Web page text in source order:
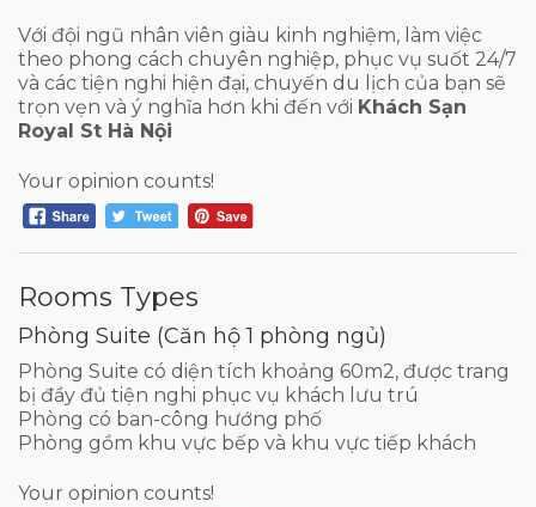
Với đội ngũ nhân viên giàu kinh nghiệm, làm việc
theo phong cách chuyên nghiệp, phục vụ suốt 24/7
và các tiện nghi hiện đại, chuyến du lịch của bạn sẽ
trọn vẹn và ý nghĩa hơn khi đến với Khách Sạn
Royal St Hà Nội
Your opinion counts!
Rooms Types
Phòng Suite (Căn hộ 1 phòng ngủ)
Phòng Suite có diện tích khoảng 60m2, được trang
bị đầy đủ tiện nghi phục vụ khách lưu trú
Phòng có ban-công hướng phố
Phòng gồm khu vực bếp và khu vực tiếp khách
Your opinion counts!